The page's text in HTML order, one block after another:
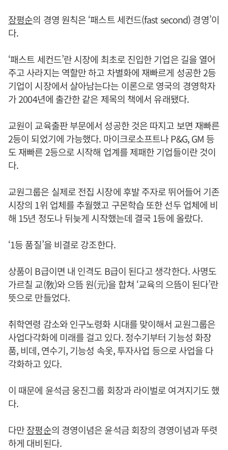
장평순의 경영 원칙은 ‘패스트 세컨드(fast second) 경영’이
다.
‘패스트 세컨드’란 시장에 최초로 진입한 기업은 길을 열어
주고 사라지는 역할만 하고 차별화에 재빠르게 성공한 2등
기업이 시장에서 살아남는다는 이론으로 영국의 경영학자
가 2004년에 출간한 같은 제목의 책에서 유래됐다.
교원이 교육출판 부문에서 성공한 것은 따지고 보면 재빠른
2등이 되었기에 가능했다. 마이크로소프트나 P&G, GM 등
도 재빠른 2등으로 시작해 업계를 제패한 기업들이란 것이
다.
교원그룹은 실제로 전집 시장에 후발 주자로 뛰어들어 기존
시장의 1위 업체를 추월했고 구몬학습 또한 선두 업체에 비
해 15년 정도나 뒤늦게 시작했는데 결국 1등에 올랐다.
‘1등 품질’을 비결로 강조한다.
상품이 B급이면 내 인격도 B급이 된다고 생각한다. 사명도
가르칠 교(敎)와 으뜸 원(元)을 합쳐 ‘교육의 으뜸이 된다’란
뜻으로 만들었다.
취학연령 감소와 인구노령화 시대를 맞이해서 교원그룹은
사업다각화에 미래를 걸고 있다. 정수기부터 기능성 화장
품, 비데, 연수기, 기능성 속옷, 투자사업 등으로 사업을 다
각화하고 있다.
이 때문에 윤석금 웅진그룹 회장과 라이벌로 여겨지기도 했
다.
다만장평순의 경영이념은 윤석금 회장의 경영이념과 뚜렷
하게 대비된다.